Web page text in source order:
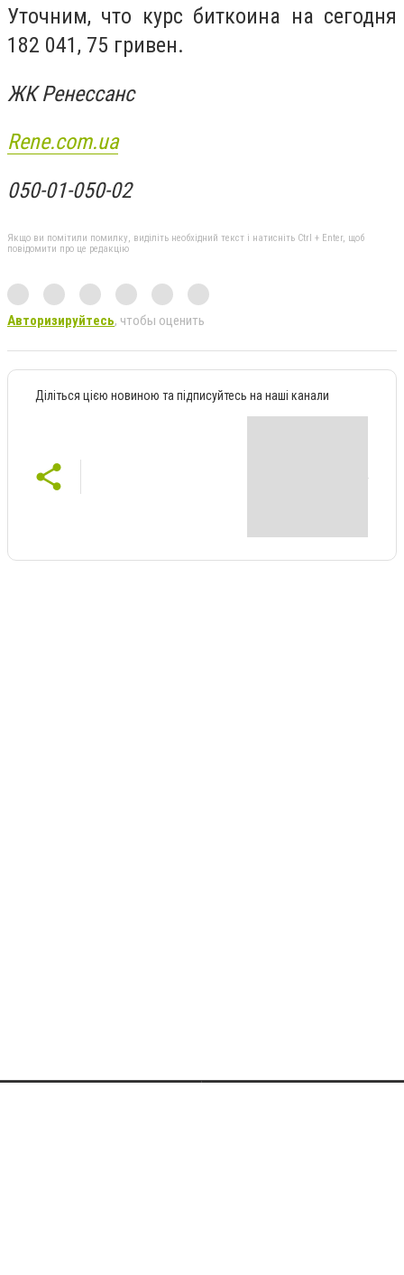
Уточним, что курс биткоина на сегодня
182 041, 75 гривен.
ЖК Ренессанс
Rene.com.ua
050-01-050-02
Якщо ви помітили помилку, виділіть необхідний текст і натисніть Ctrl + Enter, щоб
повідомити про це редакцію
Авторизируйтесь, чтобы оценить
Діліться цією новиною та підписуйтесь на наші канали